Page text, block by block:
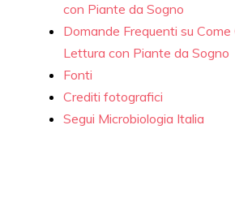
con Piante da Sogno
Domande Frequenti su
Lettura con Piante da Sogno
Fonti
Crediti fotografici
Segui Microbiologia Italia